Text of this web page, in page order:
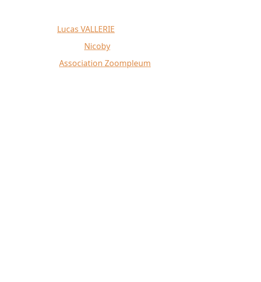
Lucas VALLERIE
Nicoby
Association Zoompleum